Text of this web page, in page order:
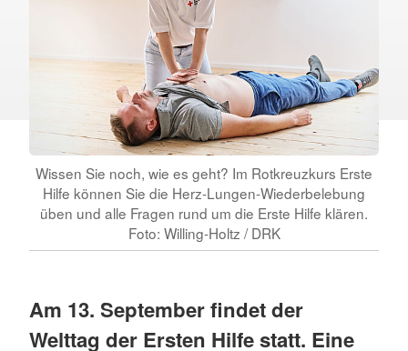
Wissen Sie noch, wie es geht? Im Rotkreuzkurs Erste
Hilfe können Sie die Herz-Lungen-Wiederbelebung
üben und alle Fragen rund um die Erste Hilfe klären.
Foto: Willing-Holtz / DRK
Am 13. September findet der
Welttag der Ersten Hilfe statt. Eine